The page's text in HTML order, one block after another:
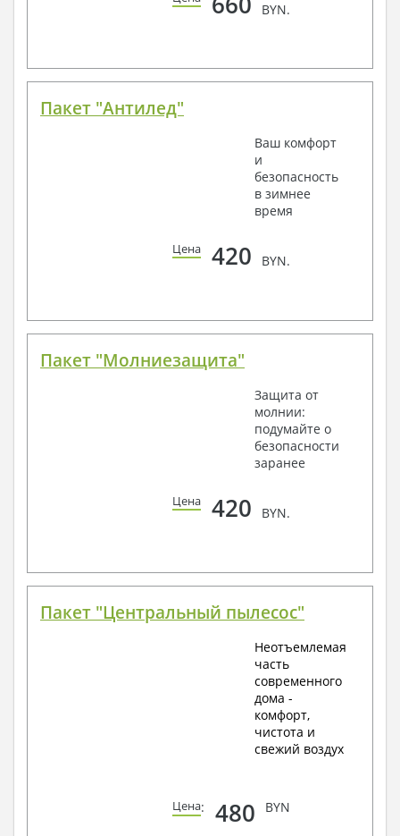
BYN.
Пакет "Антилед"
Ваш комфорт
и
безопасность
в зимнее
время
Цена 420 BYN.
Пакет "Молниезащита"
Защита от
молнии:
подумайте о
безопасности
заранее
Цена 420 BYN.
Пакет "Центральный пылесос"
Неотъемлемая
часть
современного
дома -
комфорт,
чистота и
свежий воздух
Цена: 480 BYN